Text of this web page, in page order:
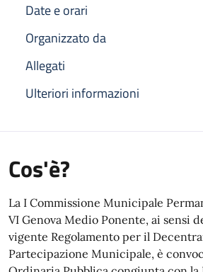
Date e orari
Organizzato da
Allegati
Ulteriori informazioni
Cos'è?
La I Commissione Municipale
VI Genova Medio Ponente, ai sensi
vigente Regolamento per il
Partecipazione Municipale, è